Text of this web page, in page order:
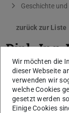
Geschichte
zurück zur Liste
Dipl.-Ing.
Wir möchten die
dieser Webseite
verwenden wir
welche Cookies
gesetzt werden
Einige Cookies